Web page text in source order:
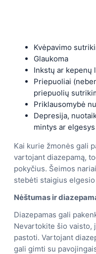
Kvėpavimo
Glaukoma
Inkstų ar kepenų
Priepuoliai
priepuolių
Priklausomybė
Depresija,
mintys ar elgesys
Kai kurie žmonės gali
vartojant diazepamą,
pokyčius. Šeimos
stebėti staigius
Nėštumas ir
Diazepamas gali
Nevartokite šio vaisto,
pastoti. Vartojant
gali gimti su